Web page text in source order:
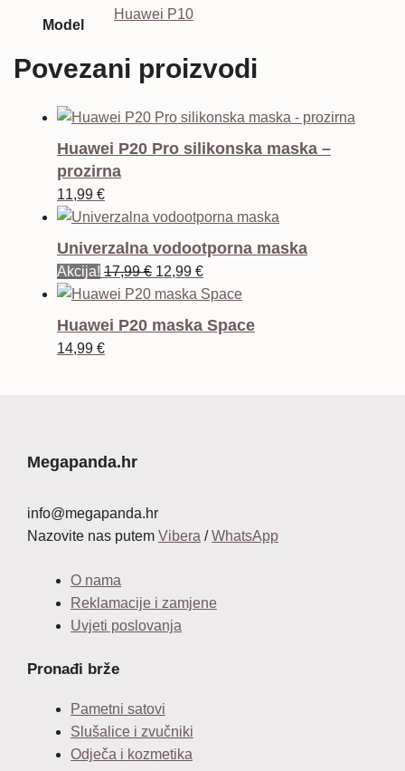
Model
Huawei P10
Povezani proizvodi
Huawei P20 Pro silikonska maska –
prozirna
11,99 €
Univerzalna vodootporna maska
Akcija! 17,99€ Izvorna
cijena
12,99 €Trenutna
cijena
12,99 €.
Huawei P20 maska Space
14,99 €
Megapanda.hr
info@megapanda.hr
Nazovite nas putem Vibera /WhatsApp
O nama
Reklamacije i zamjene
Uvjeti poslovanja
Pronađi brže
Pametni satovi
Slušalice i zvučniki
Odječa i kozmetika